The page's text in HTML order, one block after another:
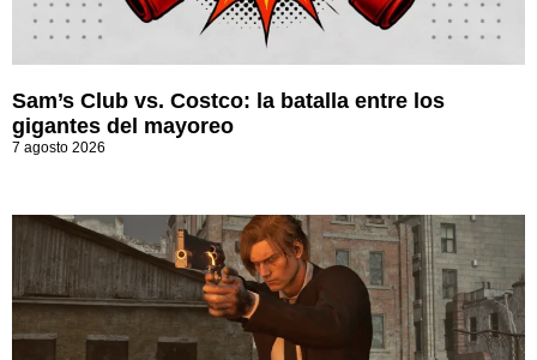
Sam’s Club vs. Costco: la batalla entre los
gigantes del mayoreo
7 agosto 2026